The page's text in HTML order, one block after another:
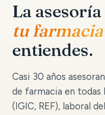
La
tu farmacia
entiendes.
Casi 30 años
de farmacia en todas
(IGIC, REF), laboral